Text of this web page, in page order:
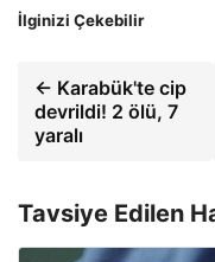
İlginizi Çekebilir
← Karabük'te cip
devrildi! 2 ölü, 7
yaralı
Tavsiye Edilen